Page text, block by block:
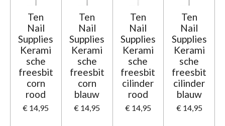
Ten
Nail
Supplies
Kerami
sche
freesbit
corn
rood
€ 14,95
Ten
Nail
Supplies
Kerami
sche
freesbit
corn
blauw
€ 14,95
Ten
Nail
Supplies
Kerami
sche
freesbit
cilinder
rood
€ 14,95
Ten
Nail
Supplies
Kerami
sche
freesbit
cilinder
blauw
€ 14,95